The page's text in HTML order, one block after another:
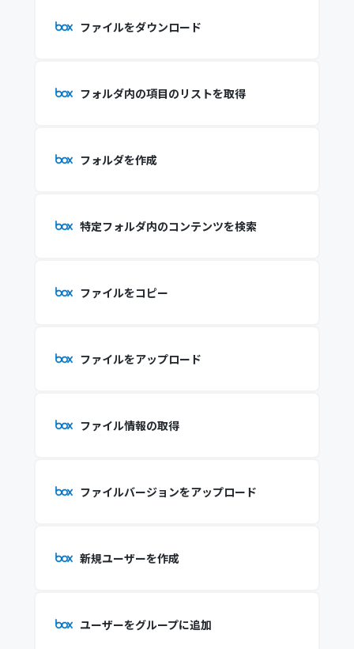
ファイルをダウンロード
フォルダ内の項目のリストを取得
フォルダを作成
特定フォルダ内のコンテンツを検索
ファイルをコピー
ファイルをアップロード
ファイル情報の取得
ファイルバージョンをアップロード
新規ユーザーを作成
ユーザーをグループに追加